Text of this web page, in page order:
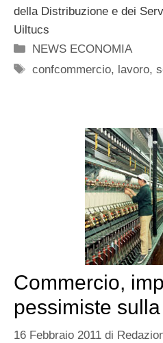
della Distribuzione e dei
Uiltucs
Categorie
NEWS ECONOMIA
Tag
confcommercio, lavoro,
Commercio,
pessimiste
16 Febbraio 2011 di